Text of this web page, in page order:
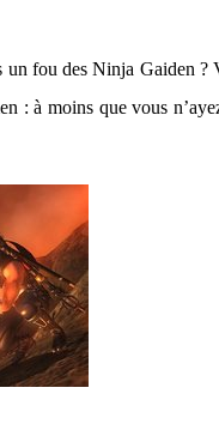
fou des Ninja Gaiden
: à moins que vous